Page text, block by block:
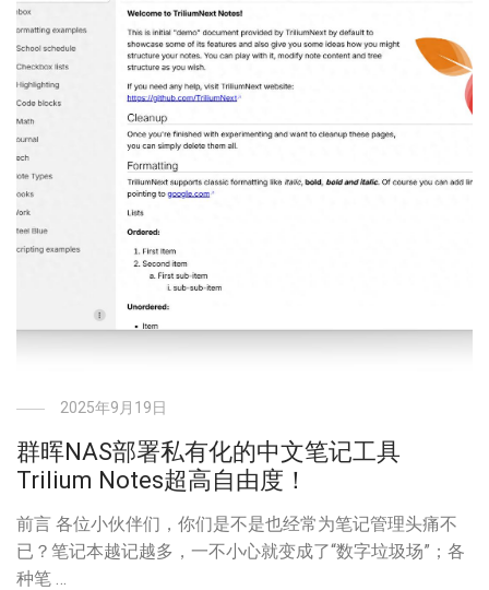
2025年9月19日
群晖NAS部署私有化的中文笔记工具
Trilium Notes超高自由度！
前言 各位小伙伴们，你们是不是也经常为笔记管理头痛不
已？笔记本越记越多，一不小心就变成了“数字垃圾场”；各
种笔 …